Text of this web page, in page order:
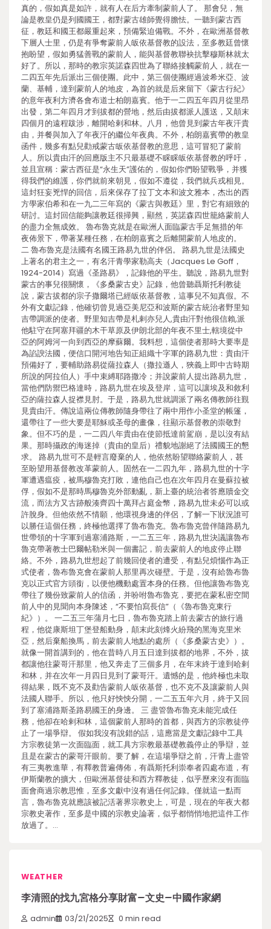
真的，假如真是如許，就有人在后方牽制蒙前人了。 那會兒，無
論是教皇仍是列國國王，都對蒙古雄師覺得膽怯。一聽到蒙古西
征，教廷和國王都嚴重起來，預備緊迫備戰。不外，在歐洲基督教
下層人士里，仍是有爭奪蒙前人皈依基督教的設法，至多教廷曾懷
抱盼望，假如勇猛善戰的蒙前人，能與基督教聯袂抗擊穆斯林就太
好了。所以，那時的教宗英諾森四世為了聯絡接觸蒙前人，就在一
二四五年先后派出三個使團。此中，第三個使團經過波希米亞、波
蘭、基輔，達到蒙前人的地皮，為首的就是后來留下《蒙古行紀》
的意年夜利方濟各會布道士柏朗嘉賓。他于一二四五年四月從里昂
出發，第二年四月才到拔都的營地，然后由拔都派人護送，又顛末
四個月的遠程跋涉，離開哈剌和林。八月，他曾見到蒙古年夜汗貴
由，并餐與加入了年夜汗的繼位年夜典。不外，柏朗嘉賓帶的教皇
函件，幾多有點兒勸戒蒙古皈依基督教的意思，這可冒犯了蒙前
人。所以貴由汗的回應版主不只最基礎不睬睬皈依基督教的呼吁，
並且宣稱：蒙古西征是“永生天”護佑的，假如你們盼望戰爭，并獲
得我們的維護，你們就前來朝見，假如不遵從，我們就兵戎相見。
這封狂妄兇悍的回信，后來保存了拉丁文本和波文雅本，杰出的西
方學家伯希和在一九二三年寫的《蒙古與教廷》里，對它有細致的
研討。這封回信能夠讓教廷很掃興，顯然，英諾森四世籠絡蒙前人
的盡力全無成效。 魯布魯克就是在歐洲人面臨蒙古手足無措的年
夜佈景下，帶著某種任務，在柏朗嘉賓之后離開蒙前人地皮的。
二 魯布魯克是法國有名國王路易九世的伴侶。 路易九世是法國史
上著名的君主之一，有名汗青學家勒高夫（Jacques Le Goff，
1924-2014）寫過《圣路易》，記錄他的平生。聽說，路易九世對
蒙古的事兒很關懷，《多桑蒙古史》記錄，他曾聽聶斯托利教徒
說，蒙古拔都的宗子撒爾塔已經皈依基督教，這事兒不知真假。不
外有文獻記錄，他確切曾見過亞美尼亞和波斯的蒙古統治者野里知
吉帶調派的使者。野里知吉帶是札剌亦兒人,貴由汗對他很信賴,派
他駐守在阿塞拜疆的木干草原及伊朗北部的年夜不里士,轄境從中
亞的阿姆河一向到西亞的摩蘇爾。我料想，這個使者那時大要率是
為諂諛法國，便信口開河地告知正組織十字軍的路易九世：貴由汗
預備好了，要輔助路易從薩拉森人（撒拉遜人，狹義上即中古時期
所說的阿拉伯人）手中束縛耶路撒冷；并說蒙前人提出路易九世，
當他們防禦巴格達時，路易九世在埃及登岸，這可以讓埃及和敘利
亞的薩拉森人捉襟見肘。于是，路易九世就調派了兩名傳教師往覲
見貴由汗。傳說這兩位傳教師隨身帶往了兩中用作小圣堂的帳篷，
還帶往了一些大要是耶穌或圣母的畫像，往顯示基督教的崇敬對
象。但不巧的是，一二四八年貴由在使節抵達前駕崩，是以沒有結
果。那時攝政的海迷掉（貴由的皇后）禮貌地謝絕了法國國王的懇
求。 路易九世可不是輕言廢棄的人，他依然盼望聯絡蒙前人，甚
至盼望用基督教改革蒙前人。固然在一二四九年，路易九世的十字
軍遭遇瘟疫，被馬穆魯克打敗，連他自己也在次年四月在曼蘇拉被
俘，假如不是那時馬穆魯克外部動亂，新上臺的統治者答應贖金交
流，而法方又古跡般湊齊四十萬拜占庭金幣，路易九世未必可以或
許脫身。但他依然不情願，他環視身邊的伴侶，了解一下狀況誰可
以勝任這個任務，終極他選擇了魯布魯克。魯布魯克曾伴隨路易九
世帶領的十字軍到過塞浦路斯，一二五三年，路易九世決議讓魯布
魯克帶著教士巴爾帖勒米與一個書記，前去蒙前人的地皮停止聯
絡。不外，路易九世想起了前幾回使者的遭受，有點兒煩惱作為正
式使者，魯布魯克會在蒙前人那里再次碰壁。于是，沒有給魯布魯
克以正式官方頭銜，以便他機動處置本身的任務。但他讓魯布魯克
帶往了幾份致蒙前人的信函，并吩咐魯布魯克，要把在蒙私密空間
前人中的見聞向本身陳述，“不要怕寫長信”（《魯布魯克東行
紀》）。 一二五三年蒲月七日，魯布魯克踏上前去蒙古的旅行過
程，他從康斯坦丁堡登船動身，顛末此刻烽火紛飛的黑海克里米
亞，然后棄船換馬，前去蒙前人地點的處所（《多桑蒙古史》）。
就像一開首講到的，他在昔時八月五日達到拔都的地界，不外，拔
都讓他往蒙哥汗那里，他又奔走了三個多月，在年末終于達到哈剌
和林，并在次年一月四日見到了蒙哥汗。遺憾的是，他終極也未取
得結果，既不克不及勸告蒙前人皈依基督，也不克不及讓蒙前人與
法國人聯手。所以，他只好怏怏分開，一二五五年六月，終于又回
到了塞浦路斯圣路易國王的身邊。 三 盡管魯布魯克未能完成任
務，他卻在哈剌和林，這個蒙前人那時的首都，與西方的宗教徒停
止了一場爭辯。 假如我沒有說錯的話，這應當是文獻記錄中工具
方宗教徒第一次面臨面，就工具方宗教最基礎教義停止的爭辯，並
且是在蒙古的蒙哥汗眼前。要了解，在這場爭辯之前，汗青上盡管
有三夷教進華，有釋教普遍傳佈，有聶斯托利崇奉者四處布道，有
伊斯蘭教的擴大，但歐洲基督徒和西方釋教徒，似乎歷來沒有面臨
面會商過宗教思惟，至多文獻中沒有過任何記錄。僅就這一點而
言，魯布魯克就應該被記活著界宗教史上，可是，現在的年夜大都
宗教史著作，至多是中國的宗教史論著，似乎都悄悄地把這件工作
放過了。…
WEATHER
李清照的找九宮格分享財富–文史–中國作家網
admin 03/21/2025 0 min read